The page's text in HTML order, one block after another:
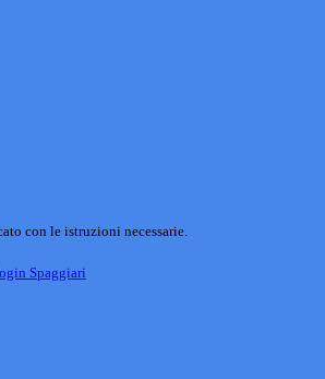
con le istruzioni necessarie.
Spaggiari